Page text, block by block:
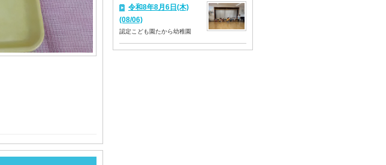
令和8年8月6日(木)
(08/06)
認定こども園たから幼稚園